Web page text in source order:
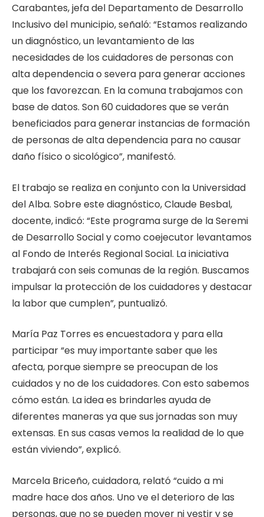
Carabantes, jefa del Departamento de Desarrollo
Inclusivo del municipio, señaló: “Estamos realizando
un diagnóstico, un levantamiento de las
necesidades de los cuidadores de personas con
alta dependencia o severa para generar acciones
que los favorezcan. En la comuna trabajamos con
base de datos. Son 60 cuidadores que se verán
beneficiados para generar instancias de formación
de personas de alta dependencia para no causar
daño físico o sicológico”, manifestó.
El trabajo se realiza en conjunto con la Universidad
del Alba. Sobre este diagnóstico, Claude Besbal,
docente, indicó: “Este programa surge de la Seremi
de Desarrollo Social y como coejecutor levantamos
al Fondo de Interés Regional Social. La iniciativa
trabajará con seis comunas de la región. Buscamos
impulsar la protección de los cuidadores y destacar
la labor que cumplen”, puntualizó.
María Paz Torres es encuestadora y para ella
participar “es muy importante saber que les
afecta, porque siempre se preocupan de los
cuidados y no de los cuidadores. Con esto sabemos
cómo están. La idea es brindarles ayuda de
diferentes maneras ya que sus jornadas son muy
extensas. En sus casas vemos la realidad de lo que
están viviendo”, explicó.
Marcela Briceño, cuidadora, relató “cuido a mi
madre hace dos años. Uno ve el deterioro de las
personas, que no se pueden mover ni vestir y se